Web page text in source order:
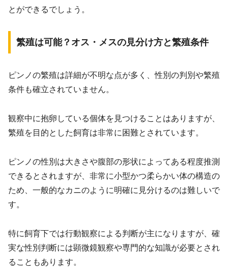
とができるでしょう。
繁殖は可能？オス・メスの見分け方と繁殖条件
ピンノの繁殖は詳細が不明な点が多く、性別の判別や繁殖
条件も確立されていません。
観察中に抱卵している個体を見つけることはありますが、
繁殖を目的とした飼育は非常に困難とされています。
ピンノの性別は大きさや腹部の形状によってある程度推測
できるとされますが、非常に小型かつ柔らかい体の構造の
ため、一般的なカニのように明確に見分けるのは難しいで
す。
特に飼育下では行動観察による判断が主になりますが、確
実な性別判断には顕微鏡観察や専門的な知識が必要とされ
ることもあります。